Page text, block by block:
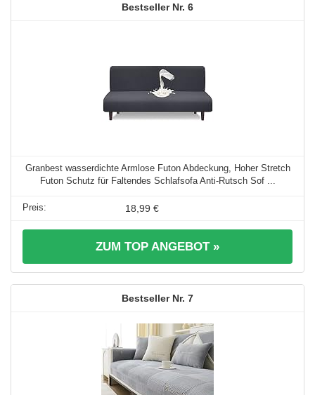
6
Granbest wasserdichte Armlose Futon Abdeckung, Hoher Stretch
Futon Schutz für Faltendes Schlafsofa Anti-Rutsch Sof ...
18,99 €
ZUM TOP ANGEBOT »
7